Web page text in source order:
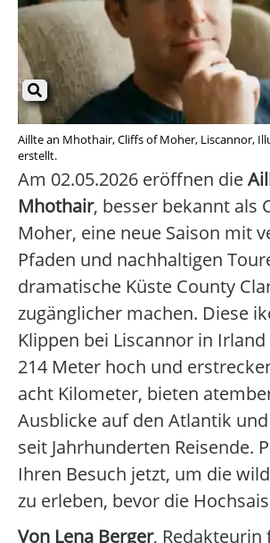
Aillte an Mhothair, Cliffs of Moher, Liscannor,
erstellt.
Am 02.05.2026 eröffnen die
Mhothair, besser bekannt als
Moher, eine neue Saison mit
Pfaden und nachhaltigen
dramatische Küste County
zugänglicher machen. Diese
Klippen bei Liscannor in
214 Meter hoch und
acht Kilometer, bieten
Ausblicke auf den Atlantik
seit Jahrhunderten Reisende.
Ihren Besuch jetzt, um die
zu erleben, bevor die
Von Lena Berger, Redakteurin